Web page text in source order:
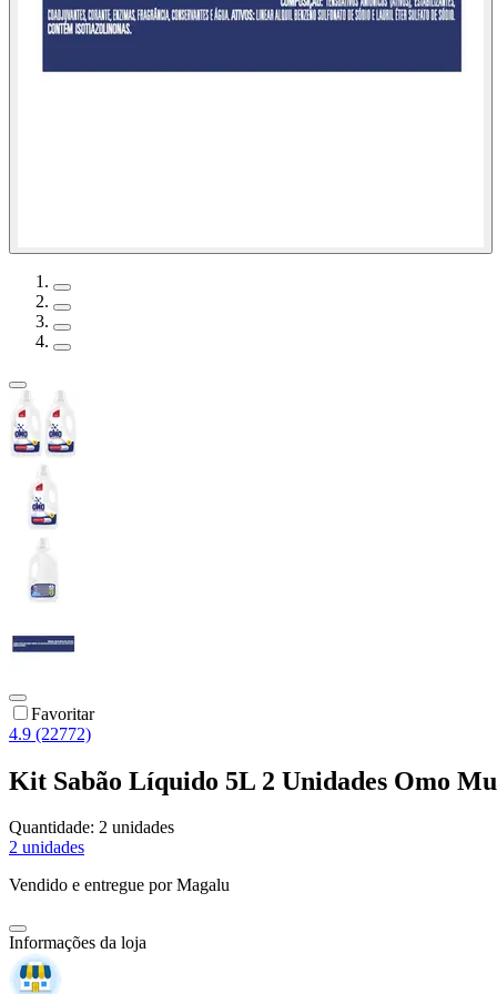
Favoritar
4.9 (22772)
Kit Sabão Líquido 5L 2 Unidades Omo
Quantidade: 2 unidades
2 unidades
Vendido e entregue por Magalu
Informações da loja